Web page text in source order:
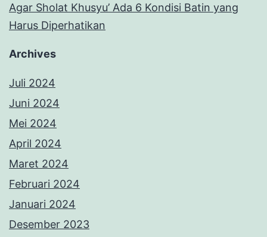
Agar Sholat Khusyu’ Ada 6 Kondisi Batin yang
Harus Diperhatikan
Archives
Juli 2024
Juni 2024
Mei 2024
April 2024
Maret 2024
Februari 2024
Januari 2024
Desember 2023